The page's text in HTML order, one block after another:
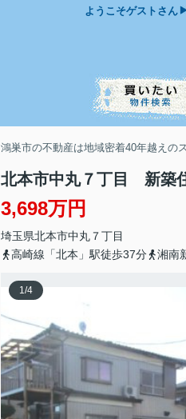
ようこそゲスト さん
鴻巣市の不動産は地域密着40年越えの
北本市中丸７丁目 新築
3,698万円
埼玉県北本市中丸 ７丁目
高崎線「北本」駅徒歩37分
湘南
1/4